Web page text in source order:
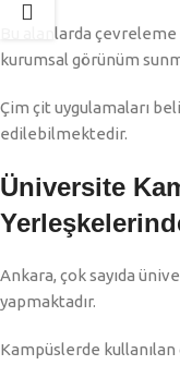
Bu alanlarda
kurumsal görünüm
Çim çit uygulamaları
edilebilmektedir.
Üniversite
Ankara, çok sayıda
yapmaktadır.
Kampüslerde